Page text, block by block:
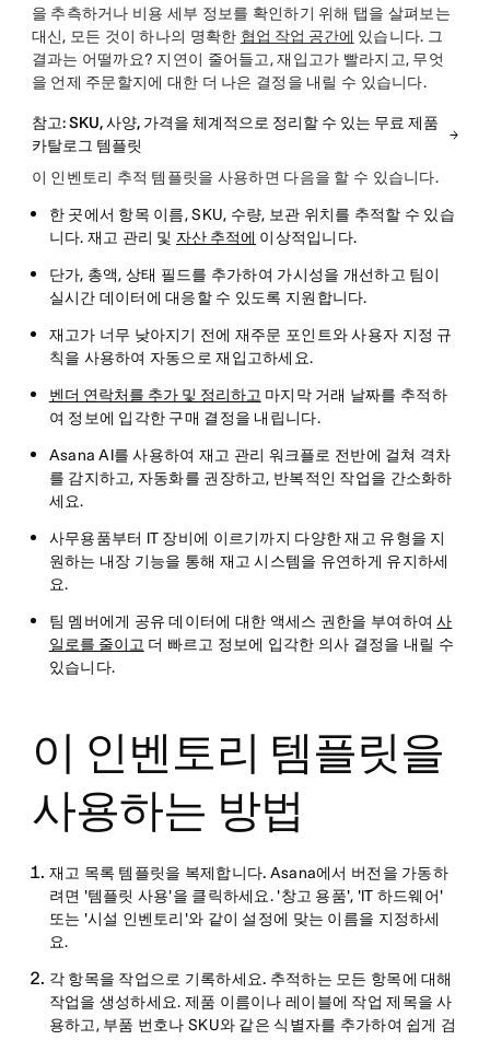
을 추측하거나 비용 세부 정보를 확인하기 위해 탭을 살펴보는
대신, 모든 것이 하나의 명확한 협업 작업 공간에 있습니다. 그
결과는 어떨까요? 지연이 줄어들고, 재입고가 빨라지고, 무엇
을 언제 주문할지에 대한 더 나은 결정을 내릴 수 있습니다.
참고: SKU, 사양, 가격을 체계적으로 정리할 수 있는 무료 제품
카탈로그 템플릿
이 인벤토리 추적 템플릿을 사용하면 다음을 할 수 있습니다.
한 곳에서 항목 이름, SKU, 수량, 보관 위치를 추적할 수 있습
니다. 재고 관리 및 자산 추적에 이상적입니다.
단가, 총액, 상태 필드를 추가하여 가시성을 개선하고 팀이
실시간 데이터에 대응할 수 있도록 지원합니다.
재고가 너무 낮아지기 전에 재주문 포인트와 사용자 지정 규
칙을 사용하여 자동으로 재입고하세요.
벤더 연락처를 추가 및 정리하고 마지막 거래 날짜를 추적하
여 정보에 입각한 구매 결정을 내립니다.
Asana AI를 사용하여 재고 관리 워크플로 전반에 걸쳐 격차
를 감지하고, 자동화를 권장하고, 반복적인 작업을 간소화하
세요.
사무용품부터 IT 장비에 이르기까지 다양한 재고 유형을 지
원하는 내장 기능을 통해 재고 시스템을 유연하게 유지하세
요.
팀 멤버에게 공유 데이터에 대한 액세스 권한을 부여하여사
일로를 줄이고 더 빠르고 정보에 입각한 의사 결정을 내릴 수
있습니다.
이 인벤토리 템플릿을
사용하는 방법
재고 목록 템플릿을 복제합니다. Asana에서 버전을 가동하
려면 '템플릿 사용'을 클릭하세요. '창고 용품', 'IT 하드웨어'
또는 '시설 인벤토리'와 같이 설정에 맞는 이름을 지정하세
요.
각 항목을 작업으로 기록하세요. 추적하는 모든 항목에 대해
작업을 생성하세요. 제품 이름이나 레이블에 작업 제목을 사
용하고, 부품 번호나 SKU와 같은 식별자를 추가하여 쉽게 검